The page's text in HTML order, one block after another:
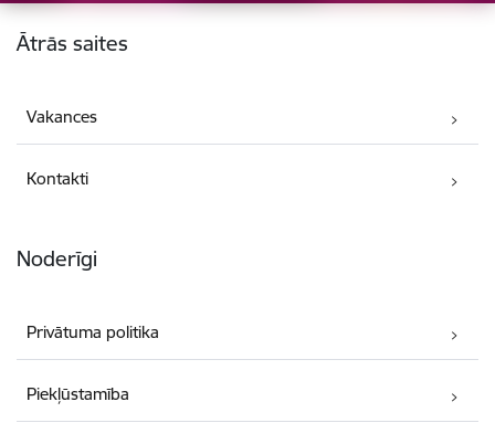
Kājene
Ātrās saites
Vakances
Kontakti
Noderīgi
Privātuma politika
Piekļūstamība